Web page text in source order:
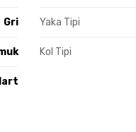
Gri Yaka Tipi
Kol Tipi